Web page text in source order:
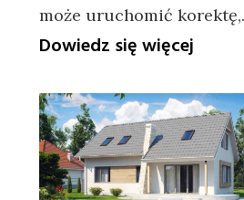
może uruchomić
Dowiedz się więcej
JPK
z
i
ryzyka